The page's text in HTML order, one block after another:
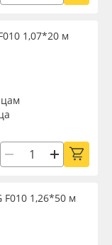
1,07*20 м
F010 1,26*50 м